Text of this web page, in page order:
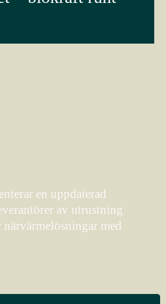
en uppdaterad
av utrustning
med